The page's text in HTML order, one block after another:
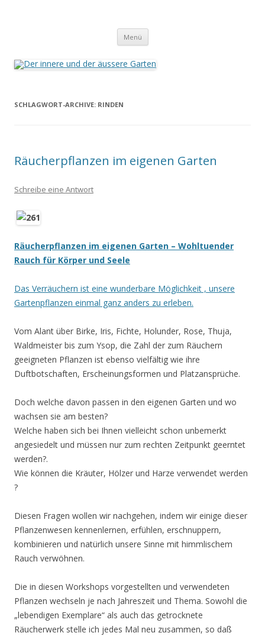
Menü Zum
springen
SCHLAGWORT-ARCHIVE: RINDEN
Räucherpflanzen im eigenen Garten
Schreibe eine Antwort
Räucherpflanzen im eigenen Garten – Wohltuender
Rauch für Körper und Seele
Das Verräuchern ist eine wunderbare Möglichkeit , unsere
Gartenpflanzen einmal ganz anders zu erleben.
Vom Alant über Birke, Iris, Fichte, Holunder, Rose, Thuja,
Waldmeister bis zum Ysop, die Zahl der zum Räuchern
geeigneten Pflanzen ist ebenso vielfältig wie ihre
Duftbotschaften, Erscheinungsformen und Platzansprüche.
Doch welche davon passen in den eigenen Garten und wo
wachsen sie am besten?
Welche haben sich bei Ihnen vielleicht schon unbemerkt
angesiedelt und müssen nur zum rechten Zeitpunkt geerntet
werden?.
Wie können die Kräuter, Hölzer und Harze verwendet werden
?
Diesen Fragen wollen wir nachgehen, indem wir einige dieser
Pflanzenwesen kennenlernen, erfühlen, erschnuppern,
kombinieren und natürlich unsere Sinne mit himmlischem
Rauch verwöhnen.
Die in diesen Workshops vorgestellten und verwendeten
Pflanzen wechseln je nach Jahreszeit und Thema. Sowohl die
„lebendigen Exemplare“ als auch das getrocknete
Räucherwerk stelle ich jedes Mal neu zusammen, so daß